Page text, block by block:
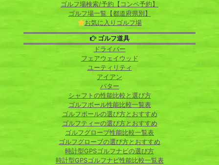
ゴルフ場検索/予約【コンペ予約】
ゴルフ場一覧【都道府県別】
お気に入りゴルフ場
ゴルフ道具
ドライバー
フェアウェイウッド
ユーティリティ
アイアン
パター
シャフトの性能比較と選び方
ゴルフボール性能比較一覧表
ゴルフボールの選び方とおすすめ
ゴルフティーの選び方とおすすめ
ゴルフグローブ性能比較一覧表
ゴルフグローブの選び方とおすすめ
時計型GPSゴルフナビの選び方
時計型GPSゴルフナビ性能比較一覧表